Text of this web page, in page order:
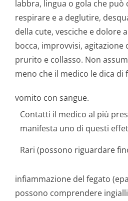
labbra, lingua o gola che
respirare e a deglutire,
della cute, vesciche e dolore
bocca, improvvisi, agitazione
prurito e collasso. Non
meno che il medico le dica di
vomito con sangue.
Contatti il medico al più
manifesta uno di questi
Rari (possono riguardare
infiammazione del fegato
possono comprendere